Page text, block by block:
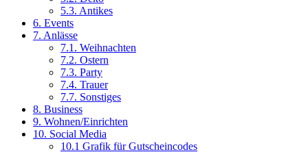
5.3. Antikes
6. Events
7. Anlässe
7.1. Weihnachten
7.2. Ostern
7.3. Party
7.4. Trauer
7.7. Sonstiges
8. Business
9. Wohnen/Einrichten
10. Social Media
10.1 Grafik für Gutscheincodes